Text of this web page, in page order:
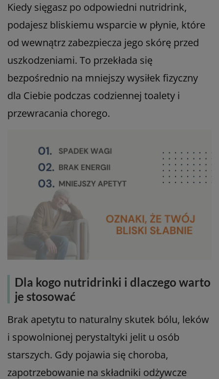
Kiedy sięgasz po odpowiedni nutridrink,
podajesz bliskiemu wsparcie w płynie, które
od wewnątrz zabezpiecza jego skórę przed
uszkodzeniami. To przekłada się
bezpośrednio na mniejszy wysiłek fizyczny
dla Ciebie podczas codziennej toalety i
przewracania chorego.
Dla kogo nutridrinki i dlaczego warto
je stosować
Brak apetytu to naturalny skutek bólu, leków
i spowolnionej perystaltyki jelit u osób
starszych. Gdy pojawia się choroba,
zapotrzebowanie na składniki odżywcze